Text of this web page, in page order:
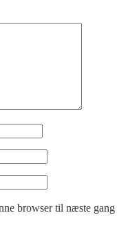
browser til næste gang